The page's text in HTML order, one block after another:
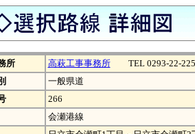
所 高萩工事事務所TEL 0293-22-
一般県道
266
会瀬港線